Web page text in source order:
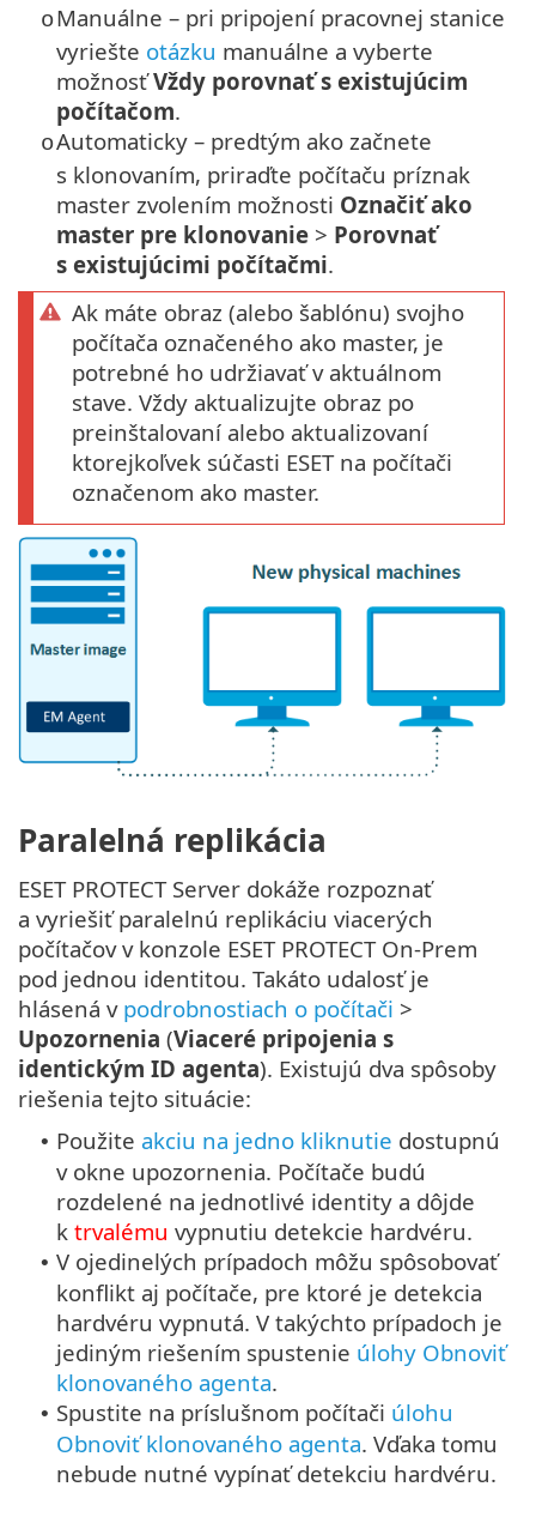
oManuálne – pri pripojení pracovnej stanice
vyriešte otázku manuálne a vyberte
možnosťVždy porovnať s existujúcim
počítačom.
oAutomaticky – predtým ako začnete
s klonovaním, priraďte počítaču príznak
master zvolením možnosti Označiť ako
master pre klonovanie > Porovnať
s existujúcimi počítačmi.
Ak máte obraz (alebo šablónu) svojho
počítača označeného ako master, je
potrebné ho udržiavať v aktuálnom
stave. Vždy aktualizujte obraz po
preinštalovaní alebo aktualizovaní
ktorejkoľvek súčasti ESET na počítači
označenom ako master.
Paralelná replikácia
ESET PROTECT Server dokáže rozpoznať
a vyriešiť paralelnú replikáciu viacerých
počítačov v konzole ESET PROTECT On-Prem
pod jednou identitou. Takáto udalosť je
hlásená v podrobnostiach o počítači >
Upozornenia (Viaceré pripojenia s
identickým ID agenta). Existujú dva spôsoby
riešenia tejto situácie:
• Použite akciu na jedno kliknutie dostupnú
v okne upozornenia. Počítače budú
rozdelené na jednotlivé identity a dôjde
k trvalému vypnutiu detekcie hardvéru.
• V ojedinelých prípadoch môžu spôsobovať
konflikt aj počítače, pre ktoré je detekcia
hardvéru vypnutá. V takýchto prípadoch je
jediným riešením spustenie úlohy Obnoviť
klonovaného agenta.
• Spustite na príslušnom počítači úlohu
Obnoviť klonovaného agenta. Vďaka tomu
nebude nutné vypínať detekciu hardvéru.